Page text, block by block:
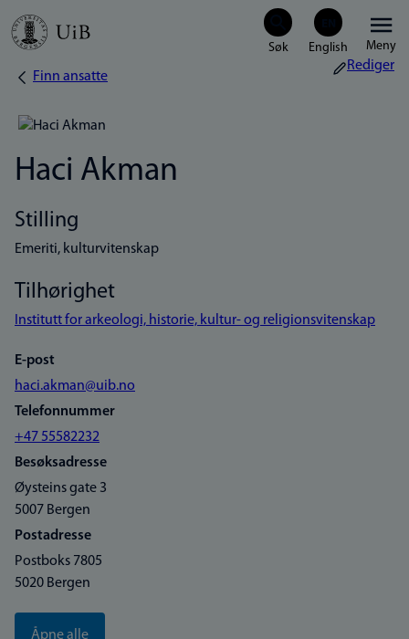
Hopp
Meny
Navigasjonssti
Finn ansatte
Rediger
Haci Akman
Stilling
Emeriti, kulturvitenskap
Tilhørighet
Institutt for arkeologi, historie, kultur- og religionsvitenskap
E-post
haci.akman@uib.no
Telefonnummer
+47 55582232
Besøksadresse
Øysteins gate 3
5007 Bergen
Postadresse
Postboks 7805
5020 Bergen
Åpne alle